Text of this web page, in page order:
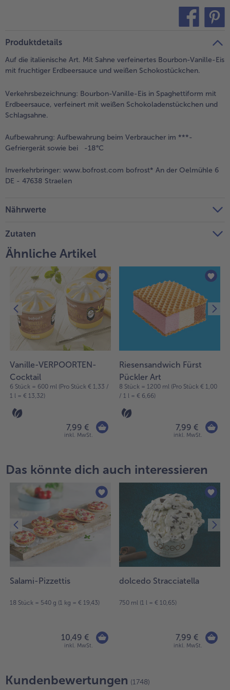
alle Kuchen & Torten
alle Süßspeisen
alle Obst
Küchenutensilien
alle bofrost*free
alle bofrost*high Protein
alle bofrost*plus.
Weiterempfehlen &
Produktdetails
Auf die italienische Art. Mit Sahne verfeinertes Bourbon-Vanille-Eis
mit fruchtiger Erdbeersauce und weißen Schokostückchen.
Verkehrsbezeichnung: Bourbon-Vanille-Eis in Spaghettiform mit
Erdbeersauce, verfeinert mit weißen Schokoladenstückchen und
Schlagsahne.
Aufbewahrung: Aufbewahrung beim Verbraucher im ***-
Gefriergerät sowie bei -18°C
Inverkehrbringer: www.bofrost.com bofrost* An der Oelmühle 6
DE - 47638 Straelen
Nährwerte
Zutaten
Ähnliche Artikel
Vanille-VERPOORTEN-
Cocktail
6 Stück = 600 ml (Pro Stück € 1,33 /
1 l = € 13,32)
7,99 €
inkl. MwSt.
Riesensandwich Fürst
Pückler Art
8 Stück = 1200 ml (Pro Stück € 1,00
/ 1 l = € 6,66)
7,99 €
inkl. MwSt.
Das könnte dich auch interessieren
Salami-Pizzettis
18 Stück = 540 g (1 kg = € 19,43)
10,49 €
inkl. MwSt.
dolcedo Stracciatella
750 ml (1 l = € 10,65)
7,99 €
inkl. MwSt.
Kundenbewertungen (1748)